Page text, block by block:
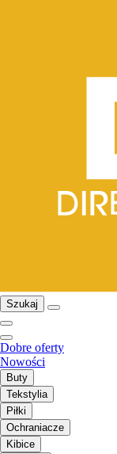
Szukaj
Dobre oferty
Nowości
Buty
Tekstylia
Piłki
Ochraniacze
Kibice